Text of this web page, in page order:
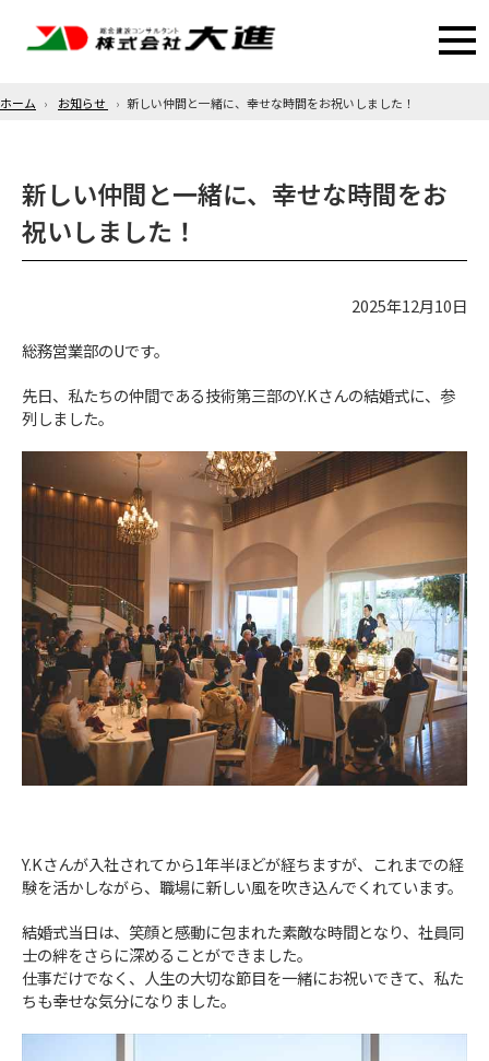
ホーム お知らせ 新しい仲間と一緒に、幸せな時間をお祝いしました！
新しい仲間と一緒に、幸せな時間をお
祝いしました！
2025年12月10日
総務営業部のUです。
先日、私たちの仲間である技術第三部のY.Kさんの結婚式に、参
列しました。
Y.Kさんが入社されてから1年半ほどが経ちますが、これまでの経
験を活かしながら、職場に新しい風を吹き込んでくれています。
結婚式当日は、笑顔と感動に包まれた素敵な時間となり、社員同
士の絆をさらに深めることができました。
仕事だけでなく、人生の大切な節目を一緒にお祝いできて、私た
ちも幸せな気分になりました。